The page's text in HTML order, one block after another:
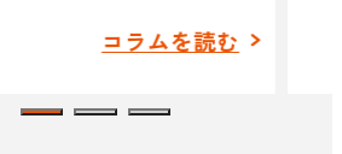
コラムを読む